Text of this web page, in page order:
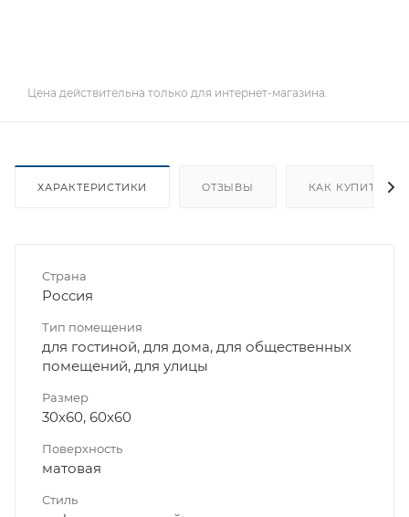
Цена действительна только для интернет-магазина.
ХАРАКТЕРИСТИКИ ОТЗЫВЫ КАК КУПИТЬ
Страна
Россия
Тип помещения
для гостиной, для дома, для общественных
помещений, для улицы
Размер
30x60, 60x60
Поверхность
матовая
Стиль